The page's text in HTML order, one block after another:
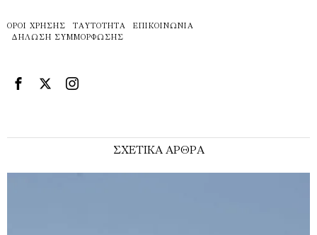
ΌΡΟΙ ΧΡΉΣΗΣ ΤΑΥΤΌΤΗΤΑ
ΕΠΙΚΟΙΝΩΝΊΑ
ΔΉΛΩΣΗ ΣΥΜΜΌΡΦΩΣΗΣ
ΣΧΕΤΙΚΑ ΑΡΘΡΑ